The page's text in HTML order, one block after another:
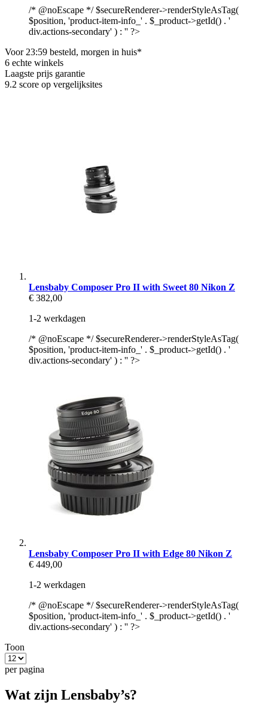
/* @noEscape */ $secureRenderer->renderStyleAsTag(
$position, 'product-item-info_' . $_product->getId() . '
div.actions-secondary' ) : '' ?>
Voor 23:59 besteld, morgen in huis*
6 echte winkels
Laagste prijs garantie
9.2 score op vergelijksites
Lensbaby Composer Pro II with Sweet 80 Nikon Z
€ 382,00
1-2 werkdagen
/* @noEscape */ $secureRenderer->renderStyleAsTag(
$position, 'product-item-info_' . $_product->getId() . '
div.actions-secondary' ) : '' ?>
Lensbaby Composer Pro II with Edge 80 Nikon Z
€ 449,00
1-2 werkdagen
/* @noEscape */ $secureRenderer->renderStyleAsTag(
$position, 'product-item-info_' . $_product->getId() . '
div.actions-secondary' ) : '' ?>
Toon
per pagina
Wat zijn Lensbaby’s?